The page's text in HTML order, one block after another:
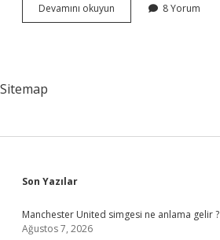
Devamını okuyun Yüzmeye
Giderken
8 Yorum
Sitemap
Sidebar
Son Yazılar
Manchester United simgesi ne anlama gelir ?
Ağustos 7, 2026